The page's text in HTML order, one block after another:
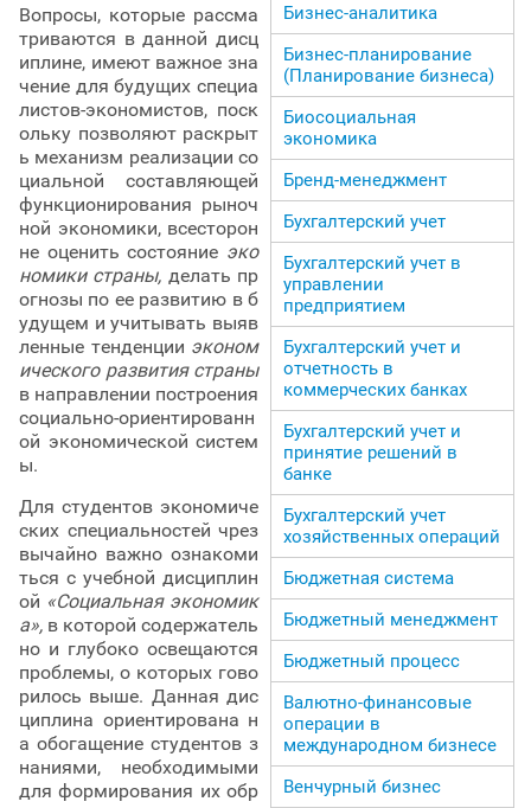
Вопросы, которые рассма
триваются в данной дисц
иплине, имеют важное зна
чение для будущих специа
листов-экономистов, поск
ольку позволяют раскрыт
ь механизм реализации со
циальной составляющей
функционирования рыноч
ной экономики, всесторон
не оценить состояние эко
номики страны, делать пр
огнозы по ее развитию в б
удущем и учитывать выяв
ленные тенденции эконом
ического развития страны
в направлении построения
социально-ориентированн
ой экономической систем
ы.
Для студентов экономиче
ских специальностей чрез
вычайно важно ознакоми
ться с учебной дисциплин
ой «Социальная экономик
а», в которой содержатель
но и глубоко освещаются
проблемы, о которых гово
рилось выше. Данная дис
циплина ориентирована н
а обогащение студентов з
наниями, необходимыми
для формирования их обр
Бизнес-аналитика
Бизнес-планирование
(Планирование бизнеса)
Биосоциальная
экономика
Бренд-менеджмент
Бухгалтерский учет
Бухгалтерский учет в
управлении
предприятием
Бухгалтерский учет и
отчетность в
коммерческих банках
Бухгалтерский учет и
принятие решений в
банке
Бухгалтерский учет
хозяйственных операций
Бюджетная система
Бюджетный менеджмент
Бюджетный процесс
Валютно-финансовые
операции в
международном бизнесе
Венчурный бизнес